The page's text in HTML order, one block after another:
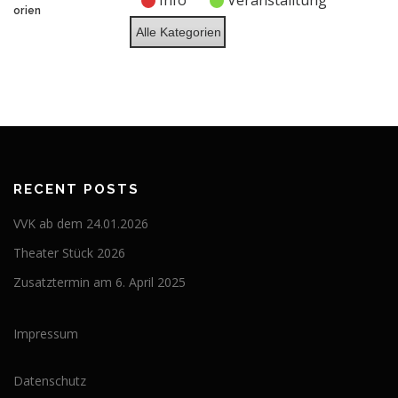
2026
2026
2026
2026
orien
Alle Kategorien
RECENT POSTS
VVK ab dem 24.01.2026
Theater Stück 2026
Zusatztermin am 6. April 2025
Impressum
Datenschutz